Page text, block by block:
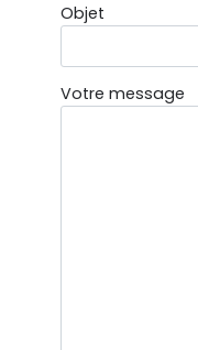
Objet
Votre message